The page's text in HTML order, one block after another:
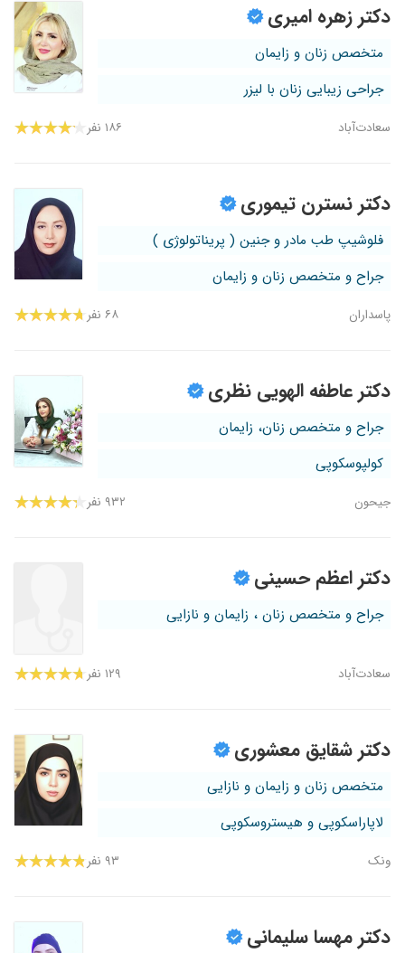
دکتر زهره امیری
متخصص زنان و زایمان
جراحی زیبایی زنان با لیزر
سعادت‌آباد ۱۸۶ نفر
دکتر نسترن تیموری
فلوشیپ طب مادر و جنین ( پریناتولوژی )
جراح و متخصص زنان و زایمان
پاسداران ۶۸ نفر
دکتر عاطفه الهویی نظری
جراح و متخصص زنان، زایمان
کولپوسکوپی
جیحون ۹۳۲ نفر
دکتر اعظم حسینی
جراح و متخصص زنان ، زایمان و نازایی
سعادت‌آباد ۱۲۹ نفر
دکتر شقایق معشوری
متخصص زنان و زایمان و نازایی
لاپاراسکوپی و هیستروسکوپی
ونک ۹۳ نفر
دکتر مهسا سلیمانی